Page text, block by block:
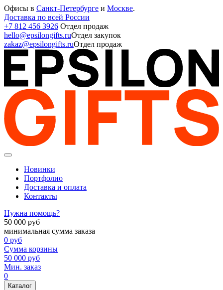
Офисы в Санкт-Петербурге и Москве.
Доставка по всей России
+7 812 456 3926 Отдел продаж
hello@epsilongifts.ruОтдел закупок
zakaz@epsilongifts.ruОтдел продаж
Новинки
Портфолио
Доставка и оплата
Контакты
Нужна помощь?
50 000 руб
минимальная сумма заказа
0 руб
Сумма корзины
50 000 руб
Мин. заказ
0
Каталог